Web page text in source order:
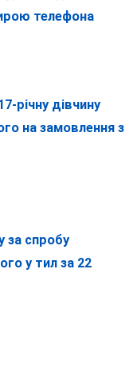
телефона
річну дівчину
на замовлення з
за спробу
у тил за 22